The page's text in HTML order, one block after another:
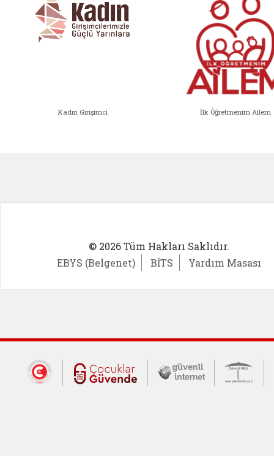
Kadın Girişimci İlk Öğretmenim Ailem
© 2026 Tüm Hakları Saklıdır.
EBYS (Belgenet)
BİTS Yardım Masası
Dış Bağlantılar
Cumhurbaşkanlığı İletişim Merkezi
Çocuklar Güvende (yeni
Güvenli